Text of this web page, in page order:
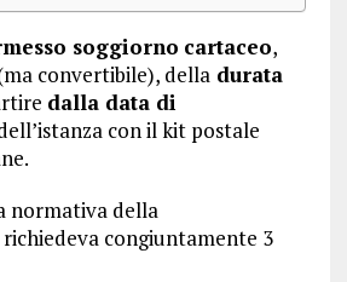
soggiorno cartaceo,
convertibile), delladurata
dalla data di
con il kit postale
normativa della
congiuntamente 3